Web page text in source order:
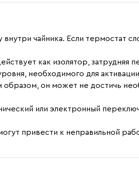
чайника. Если термостат
как изолятор, затрудняя
необходимого для
образом, он может не достичь
или электронный
привести к неправильной